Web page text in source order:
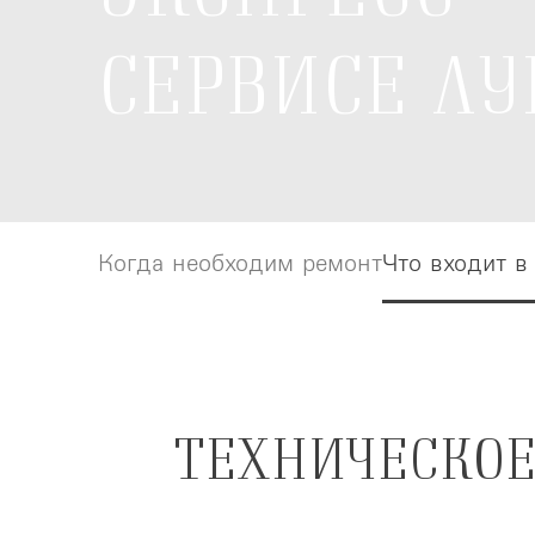
Когда необходим ремонтЧто входит
Когда необходим ремонтЧто входит